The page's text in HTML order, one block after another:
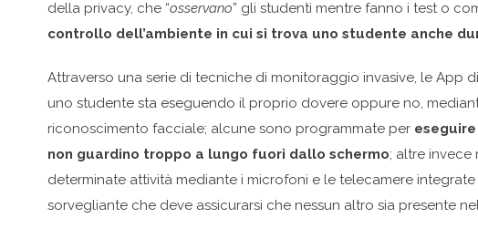
della privacy, che “osservano” gli studenti mentre fanno i test o
controllo dell’ambiente in cui si trova uno studente anche
Attraverso una serie di tecniche di monitoraggio invasive, le App
uno studente sta eseguendo il proprio dovere oppure no,
riconoscimento facciale; alcune sono programmate per
non guardino troppo a lungo fuori dallo schermo; altre invece
determinate attività mediante i microfoni e le telecamere
sorvegliante che deve assicurarsi che nessun altro sia presente